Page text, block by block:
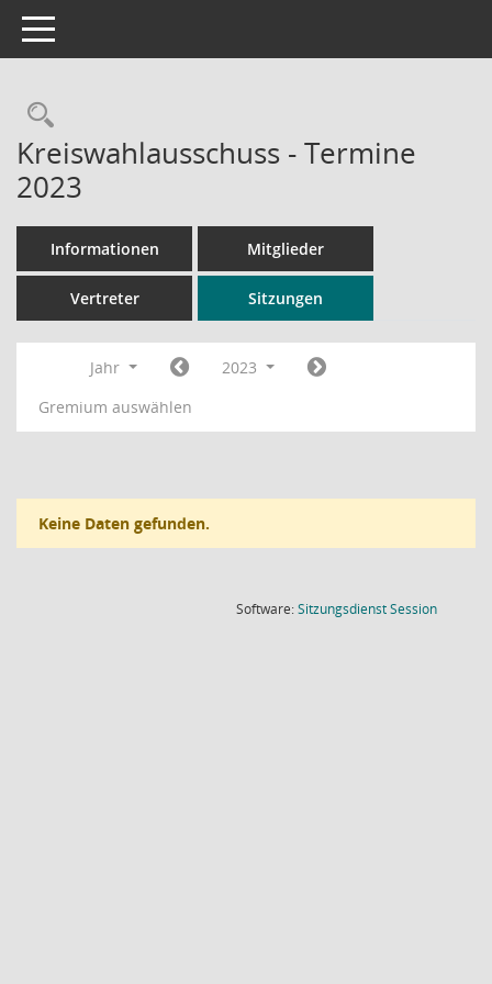
Toggle navigation
Rechercheauswahl
Kreiswahlausschuss - Termine
2023
Informationen Mitglieder
Vertreter Sitzungen
Jahr
2023
Gremium auswählen
Keine Daten gefunden.
Software:SitzungsdienstSession(Wird in